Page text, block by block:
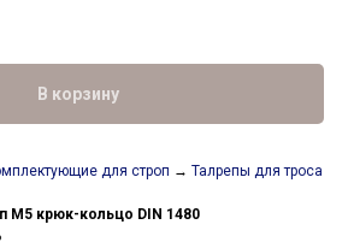
В корзину
для строп → Талрепы для троса
М5 крюк-кольцо DIN 1480